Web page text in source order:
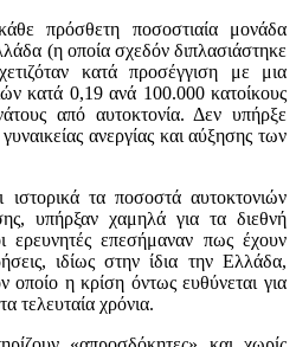
πρόσθετη ποσοστιαία μονάδα
(η οποία σχεδόν διπλασιάστηκε
κατά προσέγγιση με μια
κατά 0,19 ανά 100.000 κατοίκους
από αυτοκτονία. Δεν υπήρξε
ανεργίας και αύξησης των
τα ποσοστά αυτοκτονιών
υπήρξαν χαμηλά για τα διεθνή
επεσήμαναν πως έχουν
ιδίως στην ίδια την Ελλάδα,
η κρίση όντως ευθύνεται για
τελευταία χρόνια.